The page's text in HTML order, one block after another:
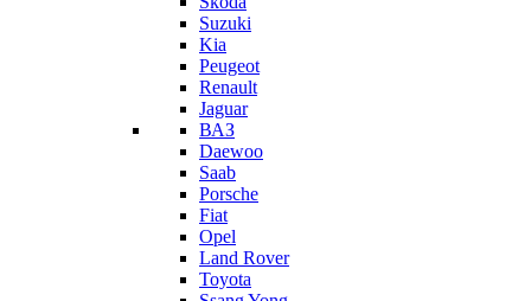
Suzuki
Kia
Peugeot
Renault
Jaguar
ВАЗ
Daewoo
Saab
Porsche
Fiat
Opel
Land Rover
Toyota